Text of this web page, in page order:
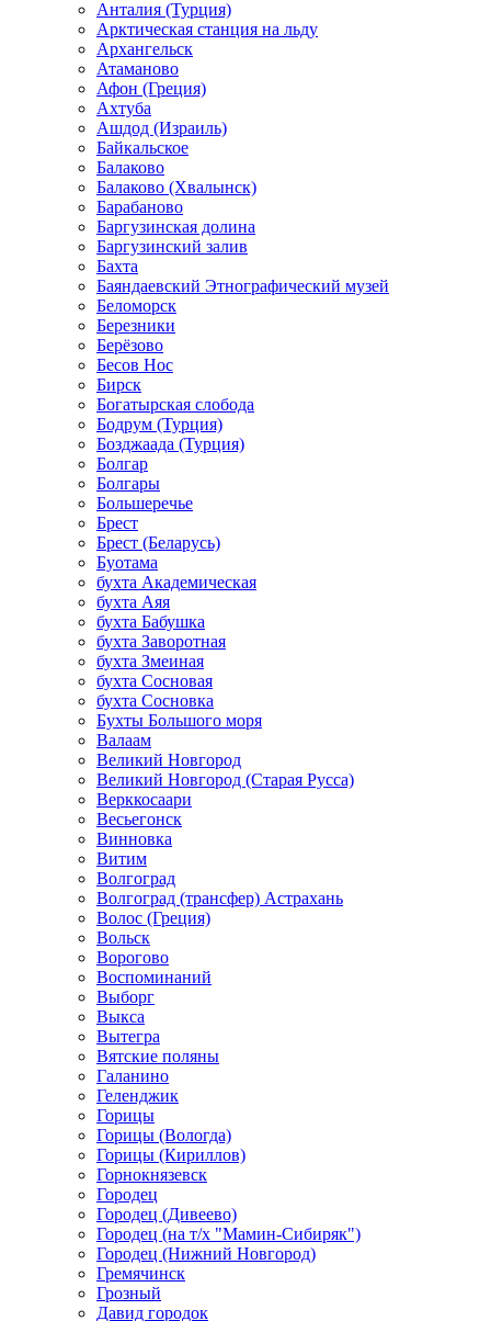
Анталия (Турция)
Арктическая станция на льду
Архангельск
Атаманово
Афон (Греция)
Ахтуба
Ашдод (Израиль)
Байкальское
Балаково
Балаково (Хвалынск)
Барабаново
Баргузинская долина
Баргузинский залив
Бахта
Баяндаевский Этнографический музей
Беломорск
Березники
Берёзово
Бесов Нос
Бирск
Богатырская слобода
Бодрум (Турция)
Бозджаада (Турция)
Болгар
Болгары
Большеречье
Брест
Брест (Беларусь)
Буотама
бухта Академическая
бухта Аяя
бухта Бабушка
бухта Заворотная
бухта Змеиная
бухта Сосновая
бухта Сосновка
Бухты Большого моря
Валаам
Великий Новгород
Великий Новгород (Старая Русса)
Верккосаари
Весьегонск
Винновка
Витим
Волгоград
Волгоград (трансфер) Астрахань
Волос (Греция)
Вольск
Ворогово
Воспоминаний
Выборг
Выкса
Вытегра
Вятские поляны
Галанино
Геленджик
Горицы
Горицы (Вологда)
Горицы (Кириллов)
Горнокнязевск
Городец
Городец (Дивеево)
Городец (на т/х "Мамин-Сибиряк")
Городец (Нижний Новгород)
Гремячинск
Грозный
Давид городок